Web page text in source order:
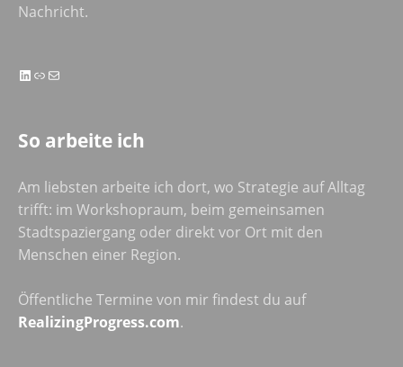
Nachricht.
LinkedIn
LinkE-Mail
So arbeite ich
Am liebsten arbeite ich dort, wo Strategie auf Alltag
trifft: im Workshopraum, beim gemeinsamen
Stadtspaziergang oder direkt vor Ort mit den
Menschen einer Region.
Öffentliche Termine von mir findest du auf
RealizingProgress.com.